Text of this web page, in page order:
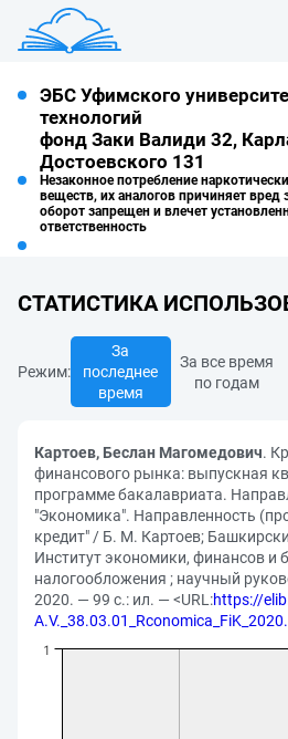
ЭБС Уфимского
технологий
фонд Заки Валиди 32,
Достоевского 131
Незаконное потребление
веществ, их аналогов причиняет
оборот запрещен и влечет
ответственность
СТАТИСТИКА
Режим:
За
последнее
время
За все время
по годам
Картоев, Беслан Магомедович.
финансового рынка: выпускная
программе бакалавриата.
"Экономика". Направленность
кредит" / Б. М. Картоев;
Институт экономики, финансов и
налогообложения ; научный
2020. — 99 с.: ил. — <URL:https://